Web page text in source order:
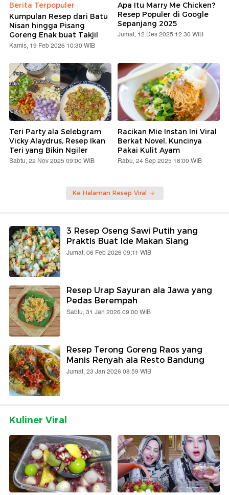
Berita Terpopuler
Kumpulan Resep dari Batu
Nisan hingga Pisang
Goreng Enak buat Takjil
Kamis, 19 Feb 2026 10:30 WIB
Apa Itu Marry Me Chicken?
Resep Populer di Google
Sepanjang 2025
Jumat, 12 Des 2025 12:30 WIB
Teri Party ala Selebgram
Vicky Alaydrus, Resep Ikan
Teri yang Bikin Ngiler
Sabtu, 22 Nov 2025 09:00 WIB
Racikan Mie Instan Ini Viral
Berkat Novel, Kuncinya
Pakai Kulit Ayam
Rabu, 24 Sep 2025 18:00 WIB
Ke Halaman Resep Viral
3 Resep Oseng Sawi Putih yang
Praktis Buat Ide Makan Siang
Jumat, 06 Feb 2026 09:11 WIB
Resep Urap Sayuran ala Jawa yang
Pedas Berempah
Sabtu, 31 Jan 2026 09:00 WIB
Resep Terong Goreng Raos yang
Manis Renyah ala Resto Bandung
Jumat, 23 Jan 2026 08:59 WIB
Kuliner Viral